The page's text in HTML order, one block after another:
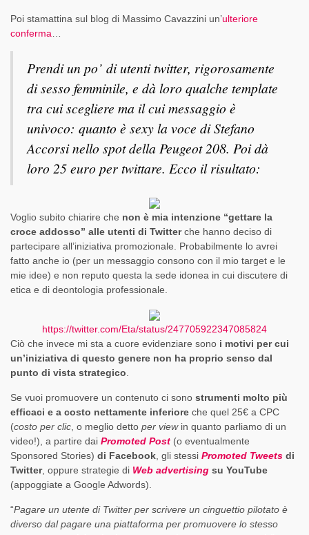
Poi stamattina sul blog di Massimo Cavazzini un’ulteriore
conferma
Prendi un po’ di utenti twitter, rigorosamente
di sesso femminile, e dà loro qualche template
tra cui scegliere ma il cui messaggio è
univoco: quanto è sexy la voce di Stefano
Accorsi nello spot della Peugeot 208. Poi dà
loro 25 euro per twittare. Ecco il risultato:
Voglio subito chiarire che non è mia intenzione “gettare la
croce addosso” alle utenti di Twitterche hanno deciso di
partecipare all’iniziativa promozionale. Probabilmente lo avrei
fatto anche io (per un messaggio consono con il mio target e le
mie idee) e non reputo questa la sede idonea in cui discutere di
etica e di deontologia professionale.
https://twitter.com/Eta/status/247705922347085824
Ciò che invece mi sta a cuore evidenziare sono i motivi per cui
un’iniziativa di questo genere non ha proprio senso dal
punto di vista strategico
Se vuoi promuovere un contenuto ci sono strumenti molto più
efficaci e a costo nettamente inferiore che quel 25€ a CPC
(costo per clic , o meglio detto per viewin quanto parliamo di un
video!), a partire dai Promoted Post (o eventualmente
Sponsored Stories) di Facebook , gli stessi Promoted Tweets di
Twitter, oppure strategie di Web advertising su YouTube
(appoggiate a Google Adwords).
“Pagare un utente di Twitter per scrivere un cinguettio pilotato è
diverso dal pagare una piattaforma per promuovere lo stesso